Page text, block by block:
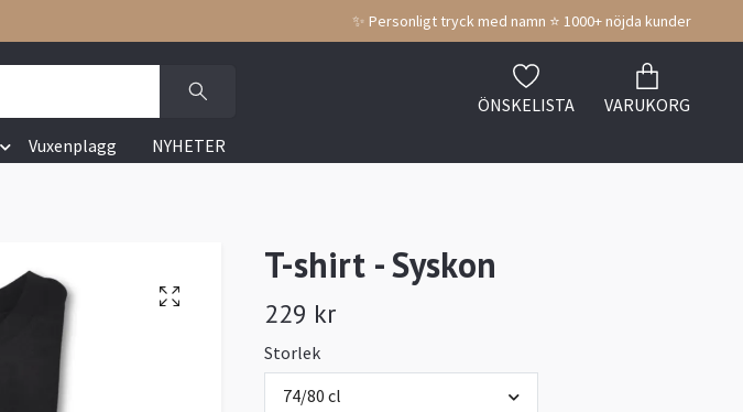
✨ Personligt tryck med namn ⭐ 1000+ nöjda kunder
ÖNSKELISTA
VARUKORG
Vuxenplagg NYHETER
T-shirt - Syskon
229 kr
Storlek
74/80 cl